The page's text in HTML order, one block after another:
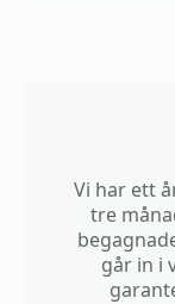
Vi har ett
tre
går in i